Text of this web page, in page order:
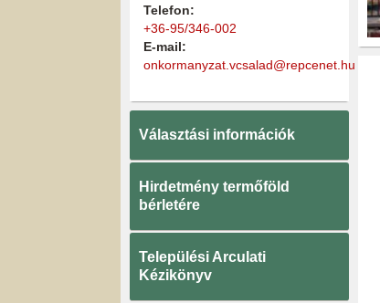
Telefon:
+36-95/346-002
E-mail:
onkormanyzat.vcsalad@repcenet.hu
Választási információk
Hirdetmény termőföld
bérletére
Települési Arculati
Kézikönyv